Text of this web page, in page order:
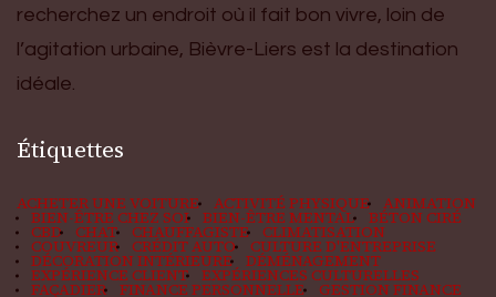
recherchez un endroit où il fait bon vivre, loin de
l’agitation urbaine, Bièvre-Liers est la destination
idéale.
Étiquettes
ACHETER UNE VOITURE ACTIVITÉ PHYSIQUE ANIMATION
BIEN-ÊTRE CHEZ SOI BIEN-ÊTRE MENTAL BÉTON CIRÉ
CBD CHAT CHAUFFAGISTE CLIMATISATION
COUVREUR CRÉDIT AUTO CULTURE D'ENTREPRISE
DÉCORATION INTÉRIEURE DÉMÉNAGEMENT
EXPÉRIENCE CLIENT EXPÉRIENCES CULTURELLES
FAÇADIER FINANCE PERSONNELLE GESTION FINANCE